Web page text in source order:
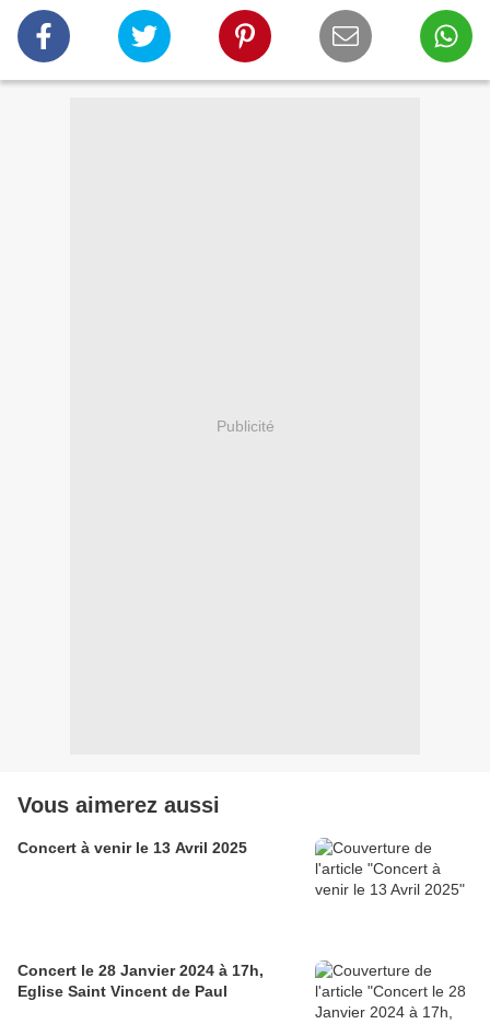
Publicité
Vous aimerez aussi
Concert à venir le 13 Avril 2025
Concert le 28 Janvier 2024 à 17h,
Eglise Saint Vincent de Paul